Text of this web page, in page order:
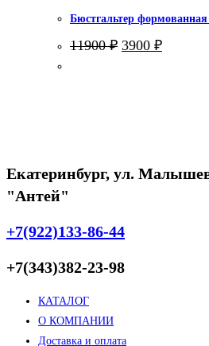
Бюстгальтер
11900₽
цена
3900 ₽Текущая
цена:
Екатеринбург, ул.
"Антей"
+7(922)133-86-44
+7(343)382-23-98
КАТАЛОГ
О КОМПАНИИ
Доставка и оплата